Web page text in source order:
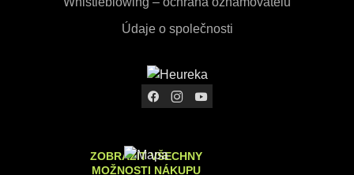
Údaje o společnosti
ZOBRAZIT VŠECHNY
MOŽNOSTI NÁKUPU